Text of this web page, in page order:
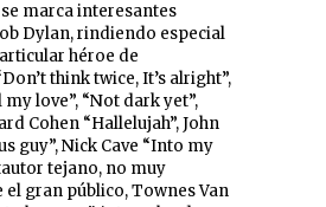
marca interesantes
Dylan, rindiendo especial
héroe de
think twice, It’s alright”,
love”, “Not dark yet”,
Cohen “Hallelujah”, John
guy”, Nick Cave “Into my
tejano, no muy
gran público, Townes Van